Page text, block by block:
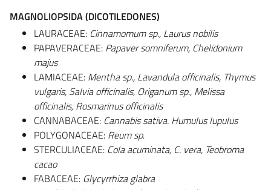
MAGNOLIOPSIDA (DICOTILEDONES)
LAURACEAE: Cinnamomum sp., Laurus nobilis
PAPAVERACEAE: Papaver somniferum, Chelidonium
majus
LAMIACEAE: Mentha sp., Lavandula officinalis, Thymus
vulgaris, Salvia officinalis, Origanum sp., Melissa
officinalis, Rosmarinus officinalis
CANNABACEAE: Cannabis sativa. Humulus lupulus
POLYGONACEAE: Reum sp.
STERCULIACEAE: Cola acuminata, C. vera, Teobroma
cacao
FABACEAE: Glycyrrhiza glabra